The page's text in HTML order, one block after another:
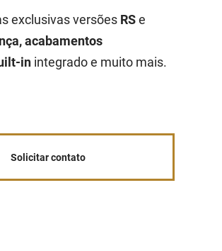
exclusivas versões RSe
acabamentos
in integrado e muito mais.
Solicitar contato